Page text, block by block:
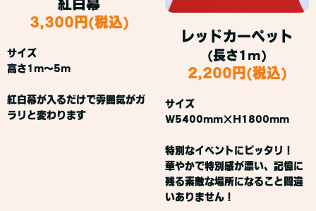
紅白幕
3,300円(税込)
サイズ
高さ1m～5m
紅白幕が入るだけで雰囲気がガ
ラリと変わります
レッドカーペット
(長さ1m)
2,200円(税込)
サイズ
W5400mm×H1800mm
特別なイベントにピッタリ！
華やかで特別感が漂い、記憶に
残る素敵な場所になること間違
いありません！